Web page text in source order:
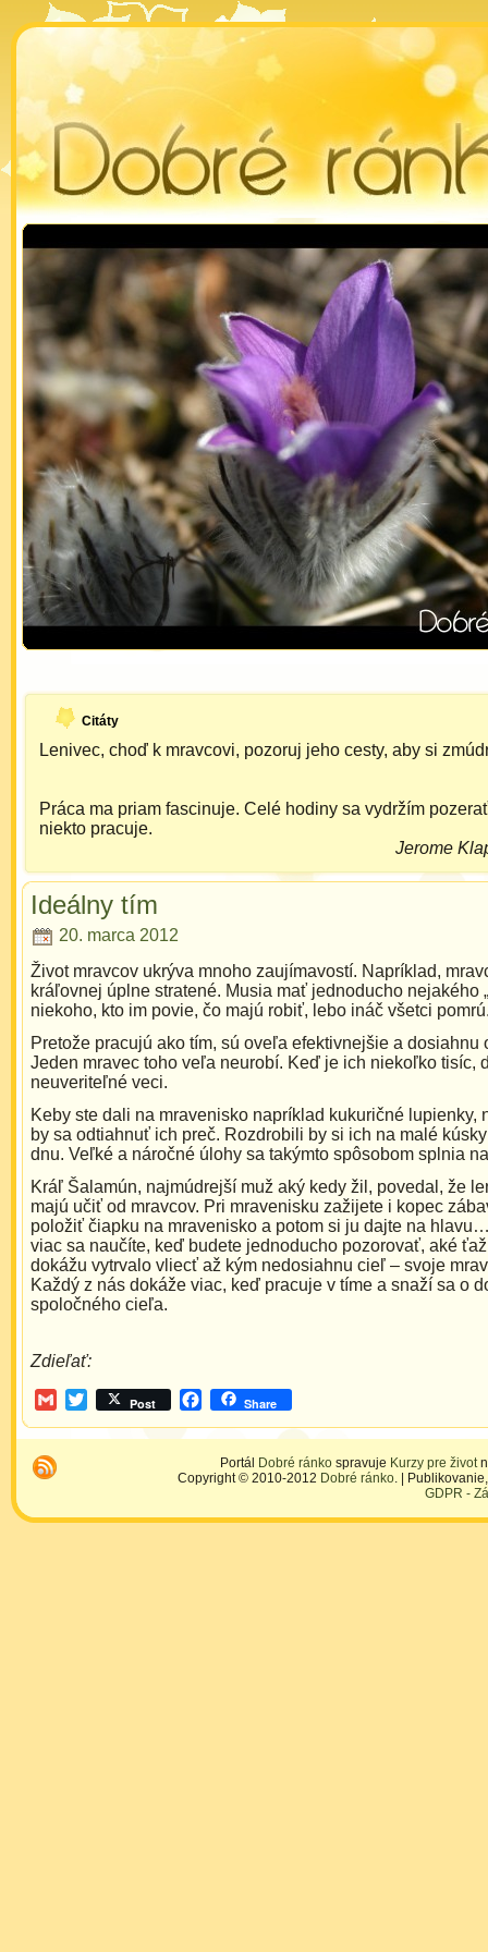
Citáty
Lenivec, choď k mravcovi, pozoruj jeho cesty, aby si
Práca ma priam fascinuje. Celé hodiny sa vydržím
niekto pracuje.
Jerome
Ideálny tím
20. marca 2012
Život mravcov ukrýva mnoho zaujímavostí. Napríklad,
kráľovnej úplne stratené. Musia mať jednoducho nejakého
niekoho, kto im povie, čo majú robiť, lebo ináč všetci
Pretože pracujú ako tím, sú oveľa efektivnejšie a dosiahnu
Jeden mravec toho veľa neurobí. Keď je ich niekoľko tisíc,
neuveriteľné veci.
Keby ste dali na mravenisko napríklad kukuričné lupienky,
by sa odtiahnuť ich preč. Rozdrobili by si ich na malé
dnu. Veľké a náročné úlohy sa takýmto spôsobom splnia
Kráľ Šalamún, najmúdrejší muž aký kedy žil, povedal, že
majú učiť od mravcov. Pri mravenisku zažijete i kopec
položiť čiapku na mravenisko a potom si ju dajte na
viac sa naučíte, keď budete jednoducho pozorovať, aké
dokážu vytrvalo vliecť až kým nedosiahnu cieľ – svoje
Každý z nás dokáže viac, keď pracuje v tíme a snaží sa o
spoločného cieľa.
Zdieľať:
GmailTwitterPost Facebook
Share
Portál Dobré ránko spravuje Kurzy pre život
Copyright © 2010-2012 Dobré ránko. |
GDPR -